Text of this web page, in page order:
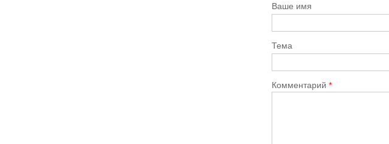
Ваше имя
Тема
Комментарий*